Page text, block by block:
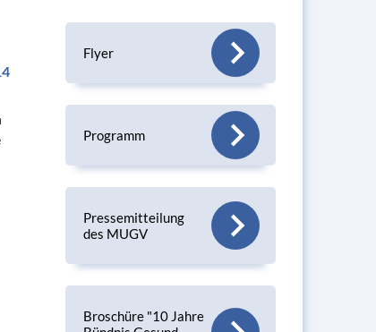
Flyer
Programm
Pressemitteilung
des MUGV
Broschüre "10 Jahre